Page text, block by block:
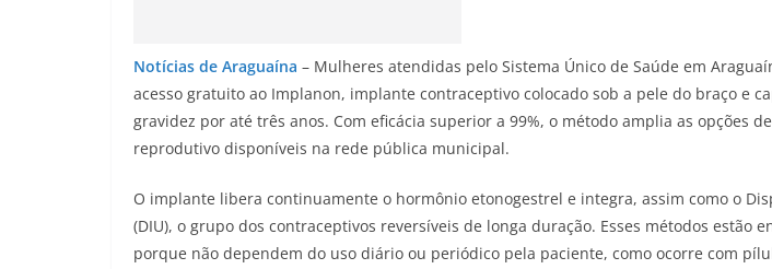
Notícias de Araguaína – Mulheres atendidas pelo Sistema Único de Saúde em
acesso gratuito ao Implanon, implante contraceptivo colocado sob a pele do braço e
gravidez por até três anos. Com eficácia superior a 99%, o método amplia as opções
reprodutivo disponíveis na rede pública municipal.
O implante libera continuamente o hormônio etonogestrel e integra, assim como o
(DIU), o grupo dos contraceptivos reversíveis de longa duração. Esses métodos estão
porque não dependem do uso diário ou periódico pela paciente, como ocorre com